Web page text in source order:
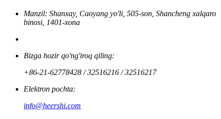
Manzil: Shanxay, Caoyang yo'li, 505-son, Shancheng xalqaro
binosi, 1401-xona
Bizga hozir qo'ng'iroq qiling:
+86-21-62778428 / 32516216 / 32516217
Elektron pochta:
info@heershi.com